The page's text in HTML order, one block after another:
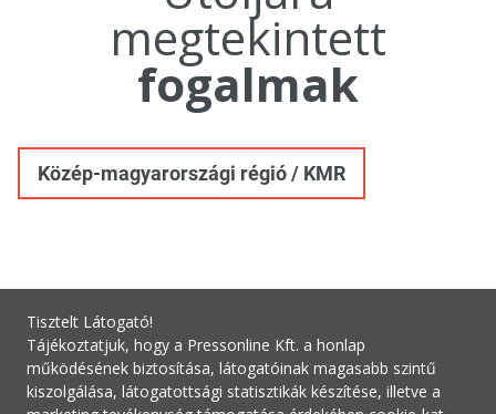
megtekintett
fogalmak
Közép-magyarországi régió / KMR
Tisztelt Látogató!
Tájékoztatjuk, hogy a Pressonline Kft. a honlap
működésének biztosítása, látogatóinak magasabb szintű
kiszolgálása, látogatottsági statisztikák készítése, illetve a